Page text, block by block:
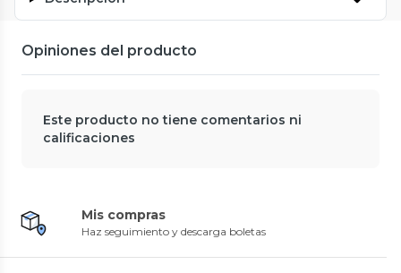
Opiniones del producto
Este producto no tiene comentarios ni
calificaciones
Mis compras
Haz seguimiento y descarga boletas